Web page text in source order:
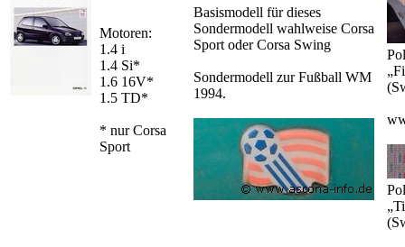
Motoren:
1.4 i
1.4 Si*
1.6 16V*
1.5 TD*
* nur Corsa
Sport
Basismodell für dieses
Sondermodell wahlweise Corsa
Sport oder Corsa Swing
Sondermodell zur Fußball WM
1994.